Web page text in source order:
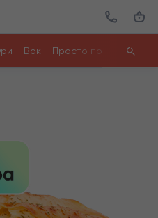
Вок Просто поесть